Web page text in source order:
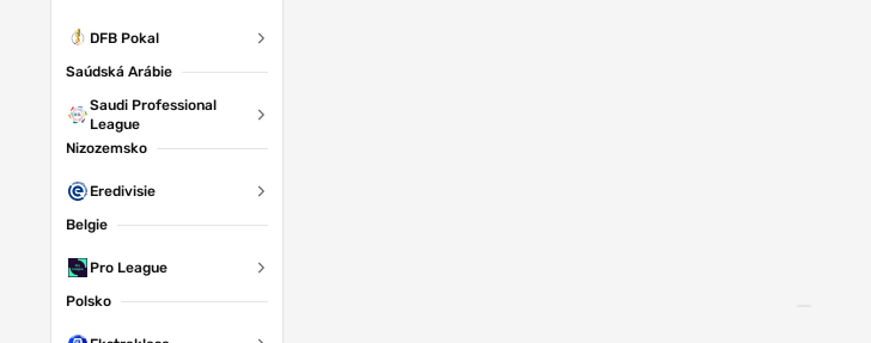
DFB Pokal
Saúdská Arábie
Saudi Professional
League
Nizozemsko
Eredivisie
Belgie
Pro League
Polsko